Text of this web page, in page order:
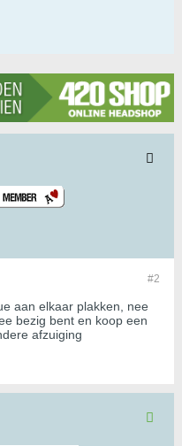
#2
aan elkaar plakken, nee
bezig bent en koop een
afzuiging